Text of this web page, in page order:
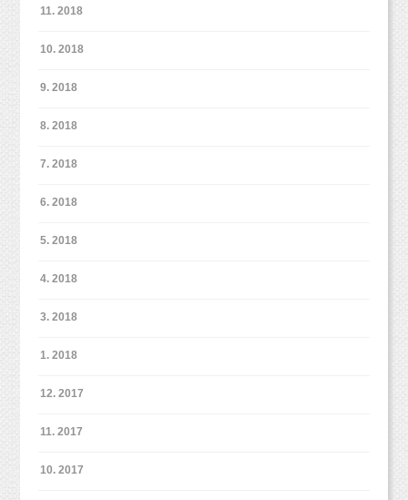
11. 2018
10. 2018
9. 2018
8. 2018
7. 2018
6. 2018
5. 2018
4. 2018
3. 2018
1. 2018
12. 2017
11. 2017
10. 2017